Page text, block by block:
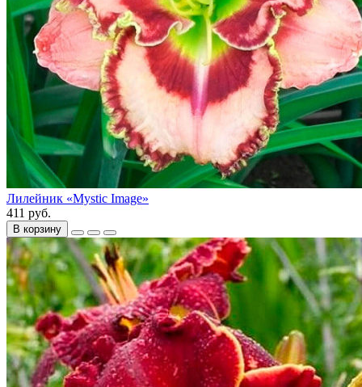
Лилейник «Mystic Image»
411 руб.
В корзину